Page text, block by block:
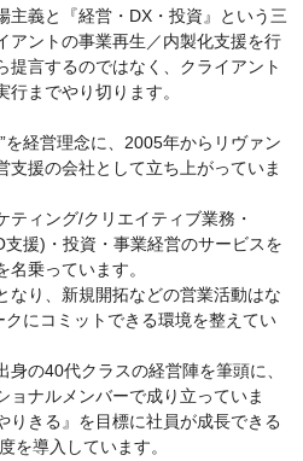
主義と『経営・DX・投資』という三
アントの事業再生／内製化支援を行
提言するのではなく、クライアント
までやり切ります。
を経営理念に、2005年からリヴァン
支援の会社として立ち上がっていま
ティング/クリエイティブ業務・
援)・投資・事業経営のサービスを
乗っています。
なり、新規開拓などの営業活動はな
にコミットできる環境を整えてい
身の40代クラスの経営陣を筆頭に、
ョナルメンバーで成り立っていま
りきる』を目標に社員が成長できる
を導入しています。